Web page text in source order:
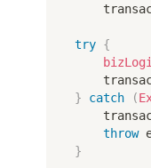
try {
}
catch (
throw
}